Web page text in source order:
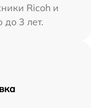
Ricoh и
до 3 лет.